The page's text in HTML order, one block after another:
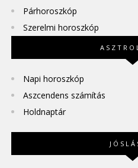
Párhoroszkóp
Szerelmi horoszkóp
Napi horoszkóp
Aszcendens számítás
Holdnaptár